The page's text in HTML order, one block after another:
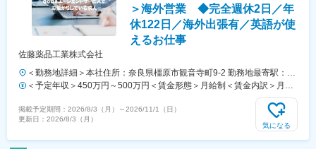
＞海外営業 ◆完全週休2日／年
休122日／海外出張有／英語が使
えるお仕事
佐藤薬品工業株式会社
＜勤務地詳細＞本社住所：奈良県橿原市観音寺町9-2 勤務地最寄駅：近
鉄線／橿原神宮前駅受動喫煙対策：屋内全面禁煙
＜予定年収＞450万円～500万円＜賃金形態＞月給制＜賃金内訳＞月額
（基本給）：200,000円～228,800円＜月給＞200,000円～228,800円＜
昇給有無＞有＜残業手当＞有＜給与補足＞■上記は想定年収です※経
験、スキル、年齢を考慮の上、同社規定により優遇賃金はあくまでも目
掲載予定期間： 2026/8/3（月） ～2026/11/1（日）
更新日： 2026/8/3（月）
気になる